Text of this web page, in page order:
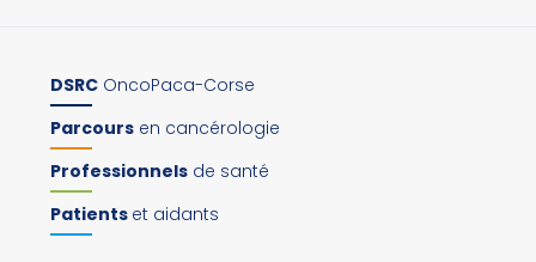
DSRC OncoPaca-Corse
Parcours en cancérologie
Professionnels de santé
Patients et aidants